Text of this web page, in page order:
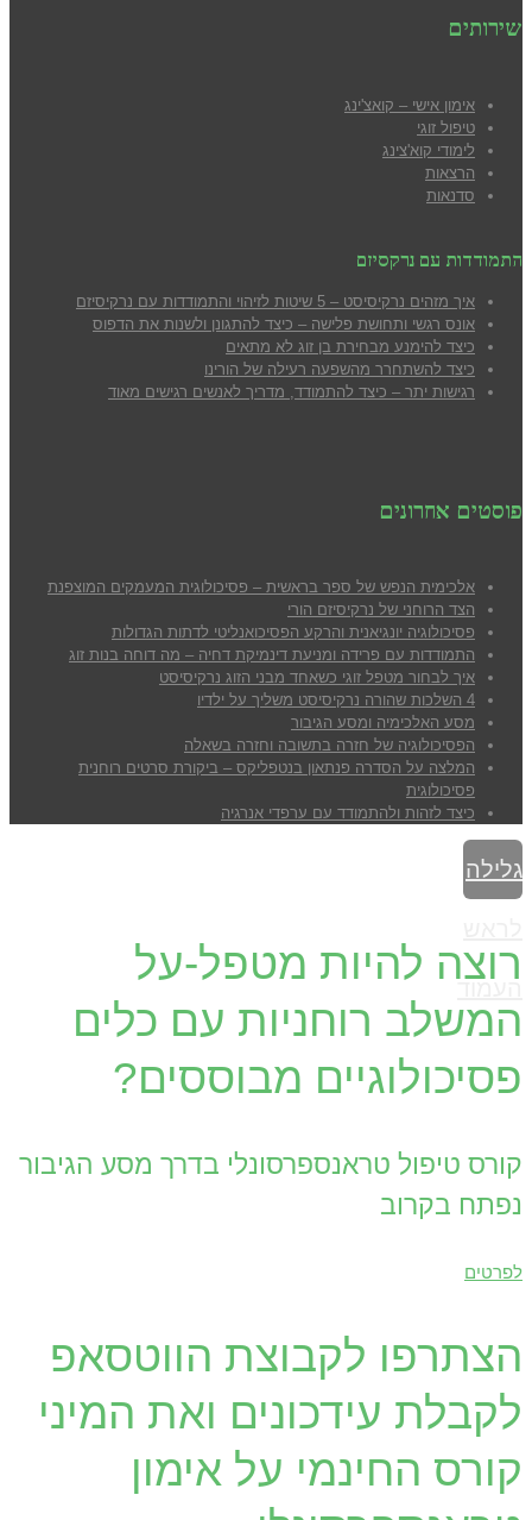
שירותים
אימון אישי – קואצ'ינג
טיפול זוגי
לימודי קוא'צינג
הרצאות
סדנאות
התמודדות עם נרקסיזם
איך מזהים נרקיסיסט – 5 שיטות לזיהוי והתמודדות עם נרקיסיזם
אונס רגשי ותחושת פלישה – כיצד להתגונן ולשנות את הדפוס
כיצד להימנע מבחירת בן זוג לא מתאים
כיצד להשתחרר מהשפעה רעילה של הורינו
רגישות יתר – כיצד להתמודד, מדריך לאנשים רגישים מאוד
פוסטים אחרונים
אלכימית הנפש של ספר בראשית – פסיכולוגית המעמקים המוצפנת
הצד הרוחני של נרקיסיזם הורי
פסיכולוגיה יונגיאנית והרקע הפסיכואנליטי לדתות הגדולות
התמודדות עם פרידה ומניעת דינמיקת דחיה – מה דוחה בנות זוג
איך לבחור מטפל זוגי כשאחד מבני הזוג נרקיסיסט
4 השלכות שהורה נרקיסיסט משליך על ילדיו
מסע האלכימיה ומסע הגיבור
הפסיכולוגיה של חזרה בתשובה וחזרה בשאלה
המלצה על הסדרה פנתאון בנטפליקס – ביקורת סרטים רוחנית
פסיכולוגית
כיצד לזהות ולהתמודד עם ערפדי אנרגיה
גלילה
רוצה להיות מטפל-על
המשלב רוחניות עם כלים
פסיכולוגיים מבוססים?
קורס טיפול טראנספרסונלי בדרך מסע הגיבור
נפתח בקרוב
לפרטים
הצתרפו לקבוצת הווטסאפ
לקבלת עידכונים ואת המיני
קורס החינמי על אימון